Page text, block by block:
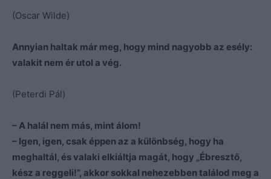
(Oscar Wilde)
Annyian haltak már meg, hogy mind nagyobb az esély:
valakit nem ér utol a vég.
(Peterdi Pál)
– A halál nem más, mint álom!
– Igen, igen, csak éppen az a különbség, hogy ha
meghaltál, és valaki elkiáltja magát, hogy „Ébresztő,
kész a reggeli!”, akkor sokkal nehezebben találod meg a